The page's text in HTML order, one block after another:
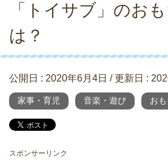
「トイサブ」のお
は？
公開日 : 2020年6月4日 / 更新日 :
家事・育児 音楽・遊び お
スポンサーリンク